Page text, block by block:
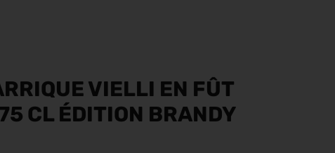
VIELLI EN FÛT
CL ÉDITION BRANDY